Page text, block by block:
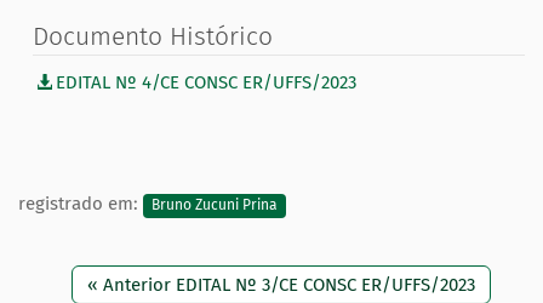
Documento Histórico
EDITAL Nº 4/CE CONSC ER/UFFS/2023
registrado em: Bruno Zucuni Prina
« Anterior EDITAL Nº 3/CE CONSC ER/UFFS/2023